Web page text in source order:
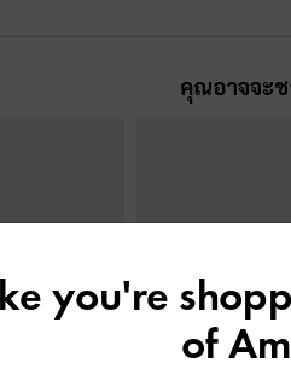
คุณอาจจะ
you're
of